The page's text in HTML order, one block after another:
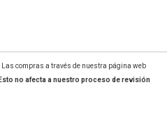
compras a través de nuestra página web
Esto no afecta a nuestro proceso de revisión